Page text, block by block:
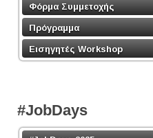
Φόρμα Συμμετοχής
Πρόγραμμα
Εισηγητές Workshop
#JobDays